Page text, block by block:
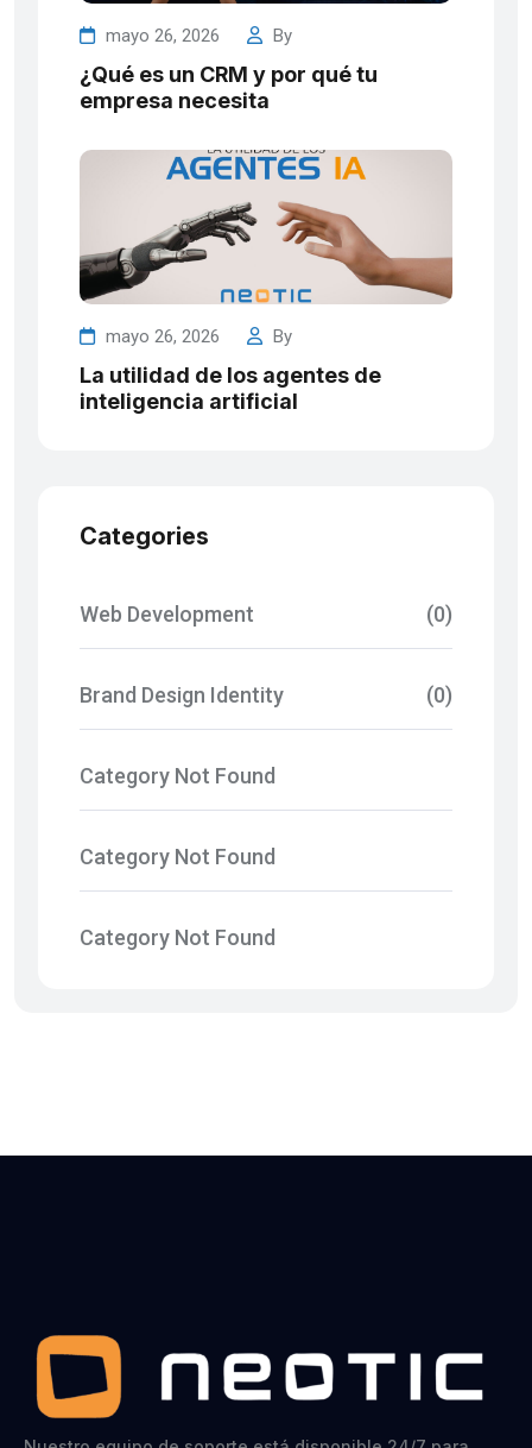
mayo 26, 2026 By
¿Qué es un CRM y por qué tu
empresa necesita
mayo 26, 2026 By
La utilidad de los agentes de
inteligencia artificial
Categories
Web Development (0)
Brand Design Identity (0)
Category Not Found
Category Not Found
Category Not Found